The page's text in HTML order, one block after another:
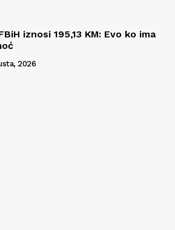
iznosi 195,13 KM: Evo ko ima
2026